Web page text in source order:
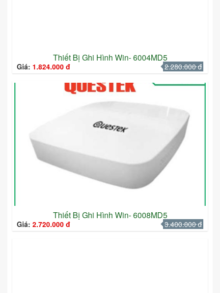
Thiết Bị Ghi Hình Win- 6004MD5
Giá: 1.824.000 đ 2.280.000 đ
Thiết Bị Ghi Hình Win- 6008MD5
Giá: 2.720.000 đ 3.400.000 đ